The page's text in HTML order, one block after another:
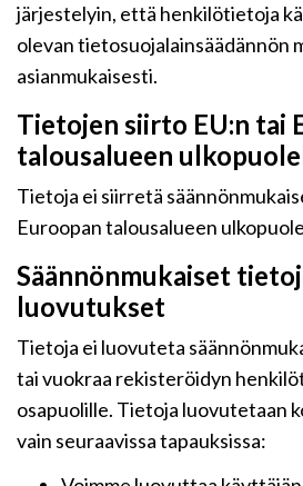
järjestelyin, että henkilötietoja
olevan tietosuojalainsäädännön
asianmukaisesti.
Tietojen siirto EU:n tai
talousalueen
Tietoja ei siirretä
Euroopan talousalueen
Säännönmukaiset
luovutukset
Tietoja ei luovuteta
tai vuokraa rekisteröidyn
osapuolille. Tietoja luovutetaan
vain seuraavissa tapauksissa: